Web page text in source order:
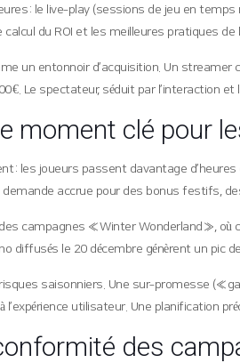
: le live‑play (sessions de jeu en
du ROI et les meilleures pratiques de
un entonnoir d’acquisition. Un streamer
€. Le spectateur, séduit par l’interaction
moment clé pour
: les joueurs passent davantage
accrue pour des bonus festifs,
campagnes « Winter Wonderland »,
diffusés le 20 décembre génèrent un pic
saisonniers. Une sur‑promesse («
utilisateur. Une planification
des